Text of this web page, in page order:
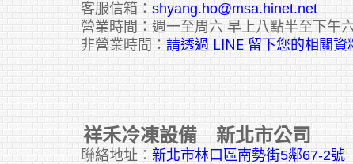
客服信箱： shyang.ho@msa.hinet.net
營業時間：週一至周六 早上八點半至下午
非營業時間： 請透過 LINE 留下您的相關資
祥禾冷凍設備 新北市公司
聯絡地址： 新北市林口區南勢街5鄰67-2號